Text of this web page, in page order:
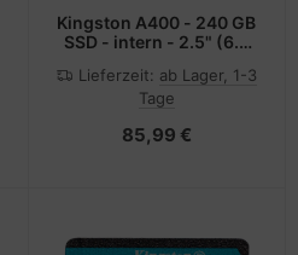
Kingston A400 - 240 GB
SSD - intern - 2.5" (6.4
Lieferzeit: ab Lager, 1-3
Tage
85,99 €